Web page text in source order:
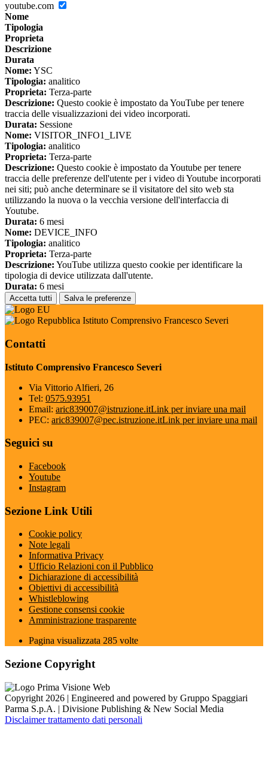
youtube.com
Nome
Tipologia
Proprieta
Descrizione
Durata
Nome: YSC
Tipologia: analitico
Proprieta: Terza-parte
Descrizione: Questo cookie è impostato da YouTube per tenere
traccia delle visualizzazioni dei video incorporati.
Durata: Sessione
Nome: VISITOR_INFO1_LIVE
Tipologia: analitico
Proprieta: Terza-parte
Descrizione: Questo cookie è impostato da Youtube per tenere
traccia delle preferenze dell'utente per i video di Youtube incorporati
nei siti; può anche determinare se il visitatore del sito web sta
utilizzando la nuova o la vecchia versione dell'interfaccia di
Youtube.
Durata: 6 mesi
Nome: DEVICE_INFO
Tipologia: analitico
Proprieta: Terza-parte
Descrizione: YouTube utilizza questo cookie per identificare la
tipologia di device utilizzata dall'utente.
Durata: 6 mesi
Accetta tutti Salva le preferenze
Istituto Comprensivo Francesco Severi
Contatti
Istituto Comprensivo Francesco Severi
Via Vittorio Alfieri, 26
Tel: 0575.93951
Email: aric839007@istruzione.itLink per inviare una mail
PEC: aric839007@pec.istruzione.itLink per inviare una mail
Seguici su
Facebook
Youtube
Instagram
Sezione Link Utili
Cookie policy
Note legali
Informativa Privacy
Ufficio Relazioni con il Pubblico
Dichiarazione di accessibilità
Obiettivi di accessibilità
Whistleblowing
Gestione consensi cookie
Amministrazione trasparente
Pagina visualizzata 285 volte
Sezione Copyright
Copyright 2026 | Engineered and powered by Gruppo Spaggiari
Parma S.p.A. | Divisione Publishing & New Social Media
Disclaimer trattamento dati personali